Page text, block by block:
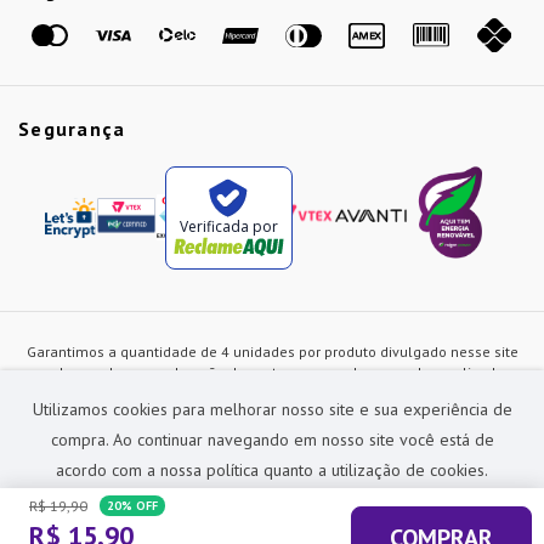
Utilizamos cookies para melhorar nosso site e sua experiência de
compra. Ao continuar navegando em nosso site você está de
acordo com a nossa política quanto a utilização de cookies.
R$ 19,90 20% OFF
R$ 15,90 COMPRAR
Segurança
Verificada por
Garantimos a quantidade de 4 unidades por produto divulgado nesse site
ou de acordo com a duração dos estoques, sendo as vendas realizadas
alterados a qualquer instante sem prévia comunicação e são exclusivos
para a loja virtual, não restando nenhuma obrigação de prática similar nas
lojas físicas da rede Preçolandia. Todas as imagens dos produtos são
meramente ilustrativas.
Preçolandia Comercial Ltda CNPJ: 62.270.186/0011-28
sac@precolandia.com.br - (11) 5445-1010